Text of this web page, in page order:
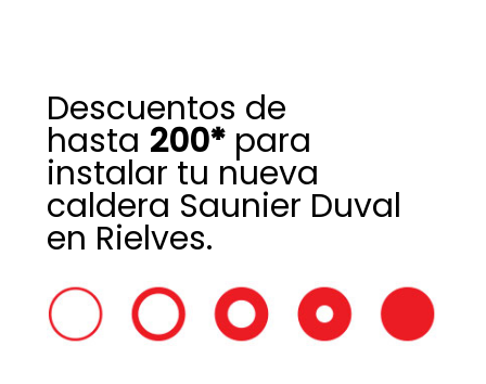
Descuentos de
hasta 200*para
instalar tu nueva
caldera Saunier Duval
en Rielves.